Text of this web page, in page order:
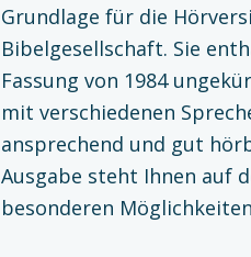
Grundlage für die
Bibelgesellschaft. Sie
Fassung von 1984
mit verschiedenen
ansprechend und gut
Ausgabe steht Ihnen auf
besonderen